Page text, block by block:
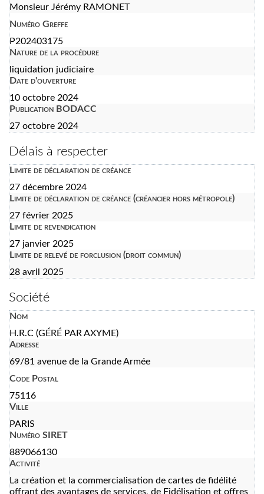
Monsieur Jérémy RAMONET
Numéro Greffe
P202403175
Nature de la procédure
liquidation judiciaire
Date d'ouverture
10 octobre 2024
Publication BODACC
27 octobre 2024
Délais à respecter
Limite de déclaration de créance
27 décembre 2024
Limite de déclaration de créance (créancier hors métropole)
27 février 2025
Limite de revendication
27 janvier 2025
Limite de relevé de forclusion (droit commun)
28 avril 2025
Société
Nom
H.R.C (GÉRÉ PAR AXYME)
Adresse
69/81 avenue de la Grande Armée
Code Postal
75116
Ville
PARIS
Numéro SIRET
889066130
Activité
La création et la commercialisation de cartes de fidélité
offrant des avantages de services, de Fidélisation et offres